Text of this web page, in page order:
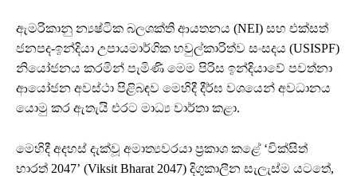
ඇමරිකානු න්‍යෂ්ටික බලශක්ති ආයතනය (NEI) සහ එක්සත්
ජනපද-ඉන්දියා උපායමාර්ගික හවුල්කාරිත්ව සංසදය (USISPF)
නියෝජනය කරමින් පැමිණි මෙම පිරිස ඉන්දියාවේ පවත්නා
ආයෝජන අවස්ථා පිළිබඳව මෙහිදී දීර්ඝ වශයෙන් අවධානය
යොමු කර ඇතැයි එරට මාධ්‍ය වාර්තා කළා.
මෙහිදී අදහස් දැක්වූ අමාත්‍යවරයා ප්‍රකාශ කළේ ‘වික්සිත්
භාරත් 2047’ (Viksit Bharat 2047) දිගුකාලීන සැලැස්ම යටතේ,